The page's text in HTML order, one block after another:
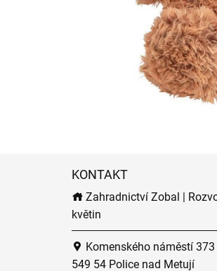
KONTAKT
Zahradnictví Zobal |
květin
Komenského náměstí 373
549 54 Police nad Metují